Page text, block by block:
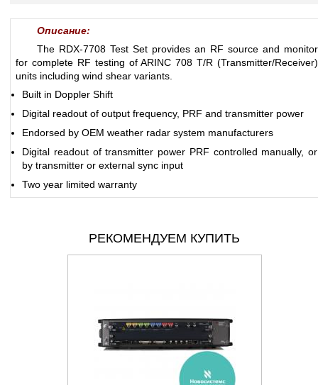
Описание:
The RDX-7708 Test Set provides an RF source and monitor
for complete RF testing of ARINC 708 T/R (Transmitter/Receiver)
units including wind shear variants.
Built in Doppler Shift
Digital readout of output frequency, PRF and transmitter power
Endorsed by OEM weather radar system manufacturers
Digital readout of transmitter power PRF controlled manually, or
by transmitter or external sync input
Two year limited warranty
РЕКОМЕНДУЕМ КУПИТЬ